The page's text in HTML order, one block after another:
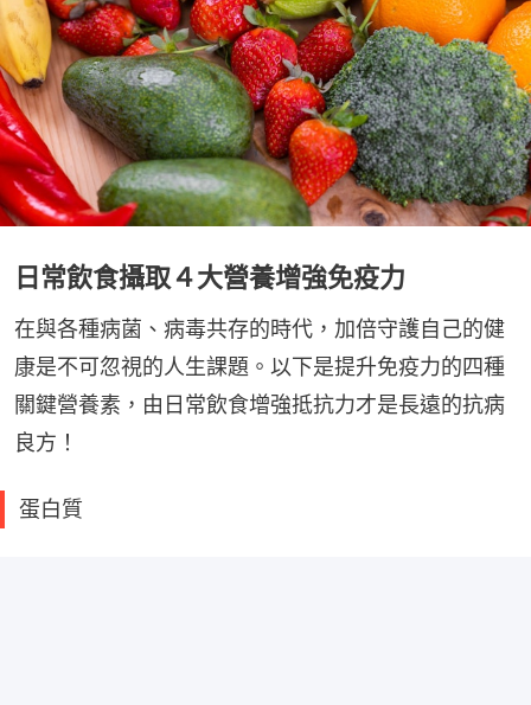
日常飲食攝取４大營養增強免疫力
在與各種病菌、病毒共存的時代，加倍守護自己的健
康是不可忽視的人生課題。以下是提升免疫力的四種
關鍵營養素，由日常飲食增強抵抗力才是長遠的抗病
良方！
蛋白質